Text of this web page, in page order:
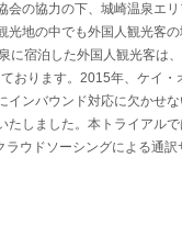
会の協力の下、城崎温泉エリ
光地の中でも外国人観光客
に宿泊した外国人観光客は
おります。2015年、ケイ・
インバウンド対応に欠かせ
たしました。本トライアル
ラウドソーシングによる通訳